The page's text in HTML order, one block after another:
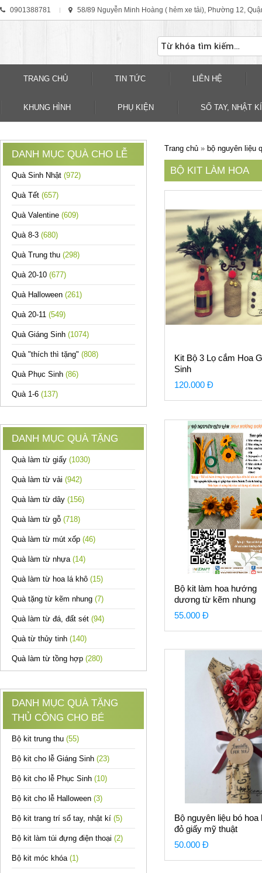
0901388781 58/89 Nguyễn Minh Hoàng ( hẻm xe tải), Phường 12,
TRANG CHỦ TIN TỨC LIÊN HỆ
KHUNG HÌNH PHỤ KIỆN SỐ TAY, NHẬT KÍ
DANH MỤC QUÀ CHO LỄ
Quà Sinh Nhật (972)
Quà Tết (657)
Quà Valentine (609)
Quà 8-3 (680)
Quà Trung thu (298)
Quà 20-10 (677)
Quà Halloween (261)
Quà 20-11 (549)
Quà Giáng Sinh (1074)
Quà "thích thì tặng" (808)
Quà Phục Sinh (86)
Quà 1-6 (137)
DANH MỤC QUÀ TẶNG
Quà làm từ giấy (1030)
Quà làm từ vải (942)
Quà làm từ dây (156)
Quà làm từ gỗ (718)
Quà làm từ mút xốp (46)
Quà làm từ nhựa (14)
Quà làm từ hoa lá khô (15)
Quà tặng từ kẽm nhung (7)
Quà làm từ đá, đất sét (94)
Quà từ thủy tinh (140)
Quà làm từ tồng hợp (280)
DANH MỤC QUÀ TẶNG
THỦ CÔNG CHO BÉ
Bộ kit trung thu (55)
Bộ kit cho lễ Giáng Sinh (23)
Bộ kit cho lễ Phục Sinh (10)
Bộ kit cho lễ Halloween (3)
Bộ kit trang trí sổ tay, nhật kí (5)
Bộ kit làm túi đựng điện thoại (2)
Bộ kit móc khóa (1)
Trang chủ» bộ nguyên liệu
BỘ KIT LÀM HOA
Kit Bộ 3 Lọ cắm Hoa
Sinh
120.000 Đ
Bộ kit làm hoa hướng
dương từ kẽm nhung
55.000 Đ
Bộ nguyên liệu bó hoa
đỏ giấy mỹ thuật
50.000 Đ